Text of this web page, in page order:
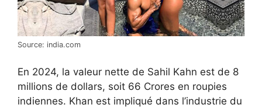
Source: india.com
En 2024, la valeur nette de Sahil Kahn est de 8
millions de dollars, soit 66 Crores en roupies
indiennes. Khan est impliqué dans l’industrie du